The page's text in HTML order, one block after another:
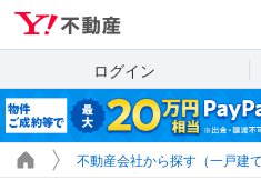
ログイン
不動産会社から探す（一戸建